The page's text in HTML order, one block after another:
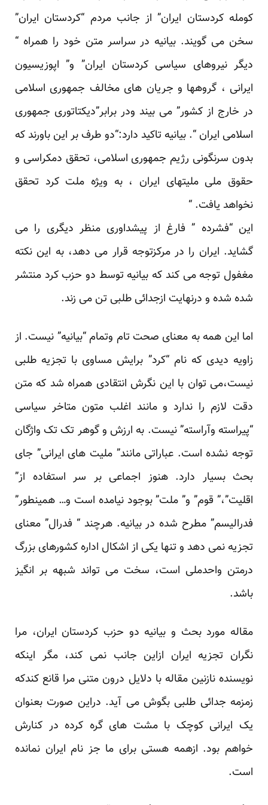
کومله‏ کردستان ایران” از جانب مردم “کردستان ایران”
سخن می گویند. بیانیه در سراسر متن خود را همراه “
دیگر نیروهای سیاسی کردستان ایران” و” اپوزیسیون
ایرانی ، گروهها و جریان های مخالف جمهوری اسلامی
در خارج از کشور” می بیند ودر برابر”دیکتاتوری جمهوری
اسلامی ایران “. بیانیه تاکید دارد:“دو طرف بر این باورند که
بدون سرنگونی رژیم جمهوری اسلامی، تحقق دمکراسی و
حقوق ملی ملیت‏های ایران ، به ویژه ملت کرد تحقق
نخواهد یافت. “
این “فشرده ” فارغ از پیشداوری منظر دیگری را می
گشاید. ایران را در مرکزتوجه قرار می دهد، به این نکته
مغفول توجه می کند که بیانیه توسط دو حزب کرد منتشر
شده شده و درنهایت ازجدائی طلبی تن می زند.
اما این همه به معنای صحت تام وتمام “بیانیه” نیست. از
زاویه دیدی که نام “کرد” برایش مساوی با تجزیه طلبی
نیست،می توان با این نگرش انتقادی همراه شد که متن
دقت لازم را ندارد و مانند اغلب متون متاخر سیاسی
“پیراسته وآراسته” نیست. به ارزش و گوهر تک تک واژگان
توجه نشده است. عباراتی مانند” ملیت های ایرانی” جای
بحث بسیار دارد. هنوز اجماعی بر سر استفاده از”
اقلیت”،” قوم” و” ملت” بوجود نیامده است و… همینطور”
فدرالیسم” مطرح شده در بیانیه. هرچند “ فدرال” معنای
تجزیه نمی دهد و تنها یکی از اشکال اداره کشورهای بزرگ
درمتن واحدملی است، سخت می تواند شبهه بر انگیز
باشد.
مقاله مورد بحث و بیانیه دو حزب کردستان ایران، مرا
نگران تجزیه ایران ازاین جانب نمی کند، مگر اینکه
نویسنده نازنین مقاله با دلایل درون متنی مرا قانع کندکه
زمزمه جدائی طلبی بگوش می آید. دراین صورت بعنوان
یک ایرانی کوچک با مشت های گره کرده در کنارش
خواهم بود. ازهمه هستی برای ما جز نام ایران نمانده
است.